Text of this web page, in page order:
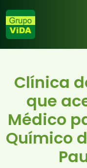
Clínica
que
Médico
Químico